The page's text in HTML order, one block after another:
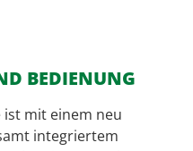
BEDIENUNG
ist mit einem neu
integriertem